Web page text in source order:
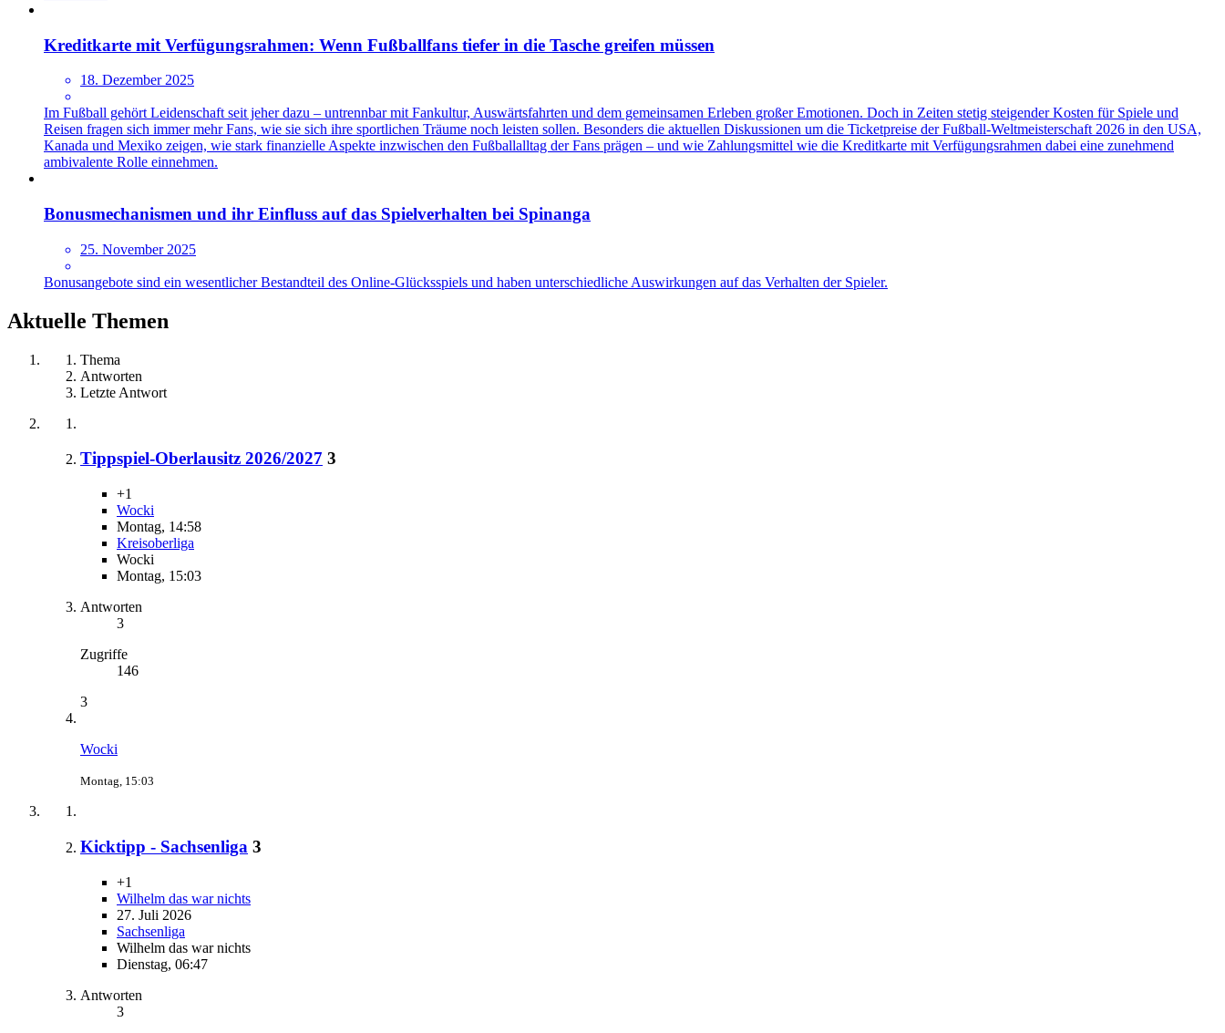
Kreditkarte mit Verfügungsrahmen: Wenn Fußballfans tiefer in die Tasche greifen müssen
18. Dezember 2025
Im Fußball gehört Leidenschaft seit jeher dazu – untrennbar mit Fankultur, Auswärtsfahrten und dem gemeinsamen Erleben großer Emotionen. Doch in Zeiten stetig steigender Kosten für Spiele und
Reisen fragen sich immer mehr Fans, wie sie sich ihre sportlichen Träume noch leisten sollen. Besonders die aktuellen Diskussionen um die Ticketpreise der Fußball-Weltmeisterschaft 2026 in den USA,
Kanada und Mexiko zeigen, wie stark finanzielle Aspekte inzwischen den Fußballalltag der Fans prägen – und wie Zahlungsmittel wie die Kreditkarte mit Verfügungsrahmen dabei eine zunehmend
ambivalente Rolle einnehmen.
Bonusmechanismen und ihr Einfluss auf das Spielverhalten bei Spinanga
25. November 2025
Bonusangebote sind ein wesentlicher Bestandteil des Online-Glücksspiels und haben unterschiedliche Auswirkungen auf das Verhalten der Spieler.
Aktuelle Themen
Thema
Antworten
Letzte Antwort
Tippspiel-Oberlausitz 2026/2027 3
+1
Wocki
Montag, 14:58
Kreisoberliga
Wocki
Montag, 15:03
Antworten
3
Zugriffe
146
3
Wocki
Montag, 15:03
Kicktipp - Sachsenliga 3
+1
Wilhelm das war nichts
27. Juli 2026
Sachsenliga
Wilhelm das war nichts
Dienstag, 06:47
Antworten
3